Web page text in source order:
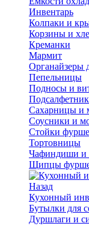
Инвентарь
Колпаки и
Корзины и
Креманки
Мармит
Органайзеры
Пепельницы
Подносы и
Сахарницы и
Соусники и
Стойки
Тортовницы
Чафиндиши и
Щипцы
Назад
Кухонный
Бутылки для
Дуршлаги и